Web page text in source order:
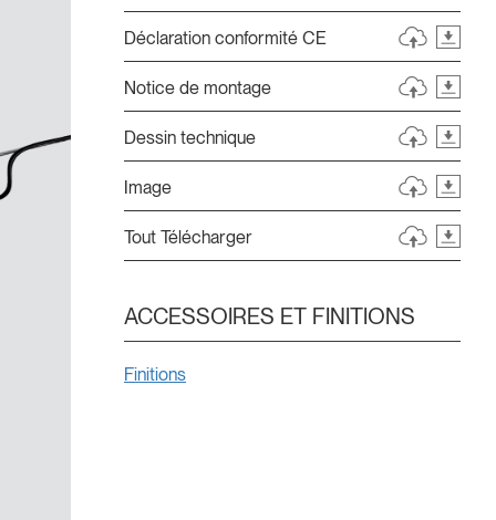
Déclaration conformité CE
Notice de montage
Dessin technique
Image
Tout Télécharger
ACCESSOIRES ET FINITIONS
Finitions